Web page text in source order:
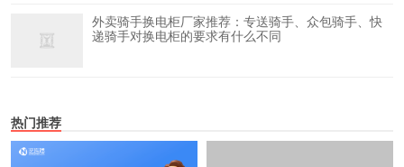
外卖骑手换电柜厂家推荐：专送骑手、众包骑手、快
递骑手对换电柜的要求有什么不同
热门推荐